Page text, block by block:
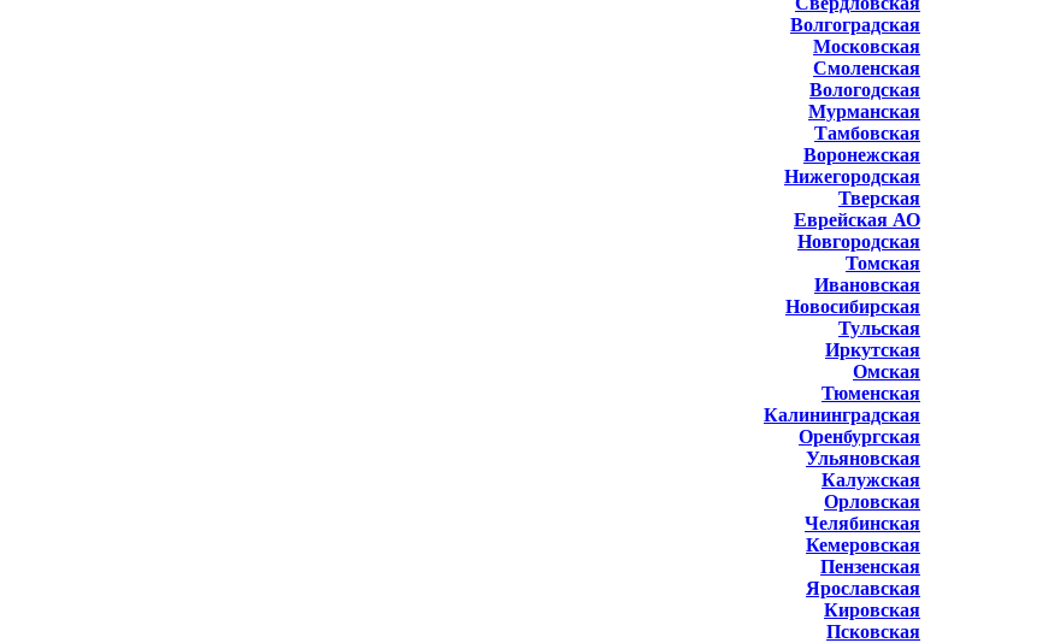
Волгоградская
Московская
Смоленская
Вологодская
Мурманская
Тамбовская
Воронежская
Нижегородская
Тверская
Еврейская АО
Новгородская
Томская
Ивановская
Новосибирская
Тульская
Иркутская
Омская
Тюменская
Калининградская
Оренбургская
Ульяновская
Калужская
Орловская
Челябинская
Кемеровская
Пензенская
Ярославская
Кировская
Псковская